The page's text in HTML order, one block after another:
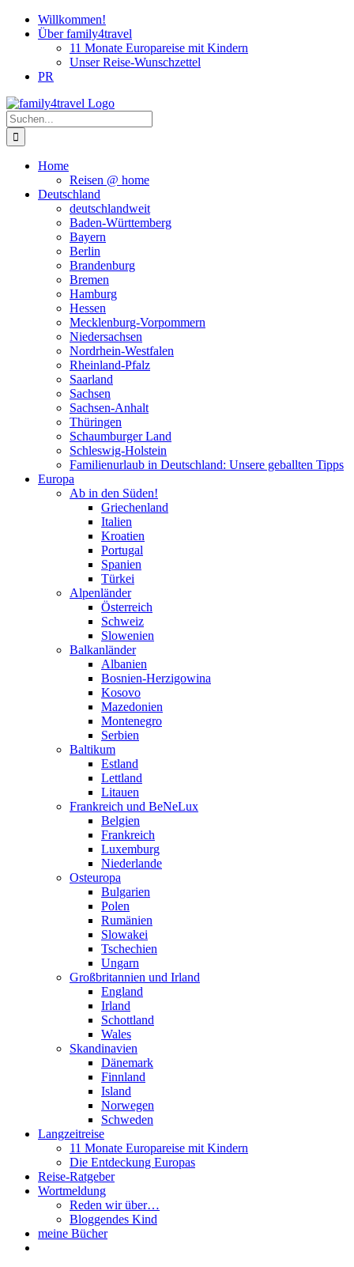
Zum
Inhalt
Willkommen!
Über family4travel
11 Monate Europareise mit Kindern
Unser Reise-Wunschzettel
PR
instagram
facebook
pinterest
Suche
nach:
Home
Reisen @ home
Deutschland
deutschlandweit
Baden-Württemberg
Bayern
Berlin
Brandenburg
Bremen
Hamburg
Hessen
Mecklenburg-Vorpommern
Niedersachsen
Nordrhein-Westfalen
Rheinland-Pfalz
Saarland
Sachsen
Sachsen-Anhalt
Thüringen
Schaumburger Land
Schleswig-Holstein
Familienurlaub in Deutschland: Unsere geballten Tipps
Europa
Ab in den Süden!
Griechenland
Italien
Kroatien
Portugal
Spanien
Türkei
Alpenländer
Österreich
Schweiz
Slowenien
Balkanländer
Albanien
Bosnien-Herzigowina
Kosovo
Mazedonien
Montenegro
Serbien
Baltikum
Estland
Lettland
Litauen
Frankreich und BeNeLux
Belgien
Frankreich
Luxemburg
Niederlande
Osteuropa
Bulgarien
Polen
Rumänien
Slowakei
Tschechien
Ungarn
Großbritannien und Irland
England
Irland
Schottland
Wales
Skandinavien
Dänemark
Finnland
Island
Norwegen
Schweden
Langzeitreise
11 Monate Europareise mit Kindern
Die Entdeckung Europas
Reise-Ratgeber
Wortmeldung
Reden wir über…
Bloggendes Kind
meine Bücher